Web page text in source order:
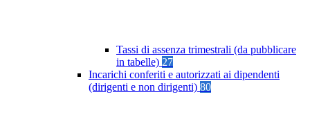
Tassi di assenza trimestrali (da pubblicare
in tabelle) 27
Incarichi conferiti e autorizzati ai dipendenti
(dirigenti e non dirigenti) 80